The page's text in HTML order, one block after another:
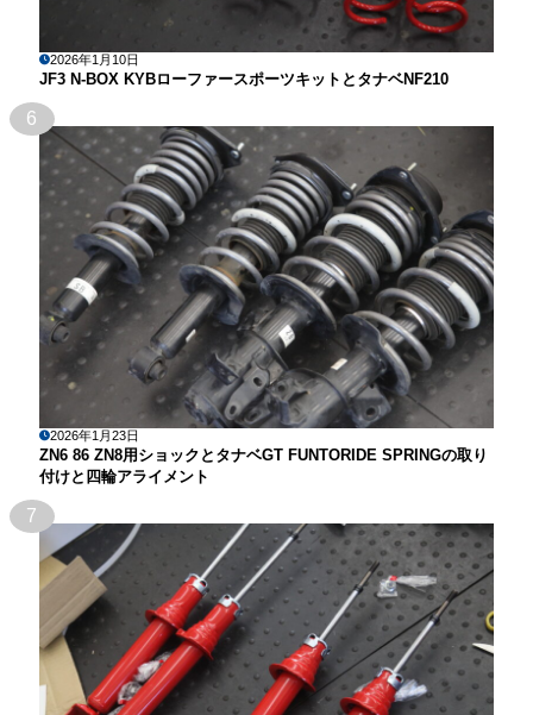
2026年1月10日
JF3 N-BOX KYBローファースポーツキットとタナベNF210
6
2026年1月23日
ZN6 86 ZN8用ショックとタナベGT FUNTORIDE SPRINGの取り
付けと四輪アライメント
7